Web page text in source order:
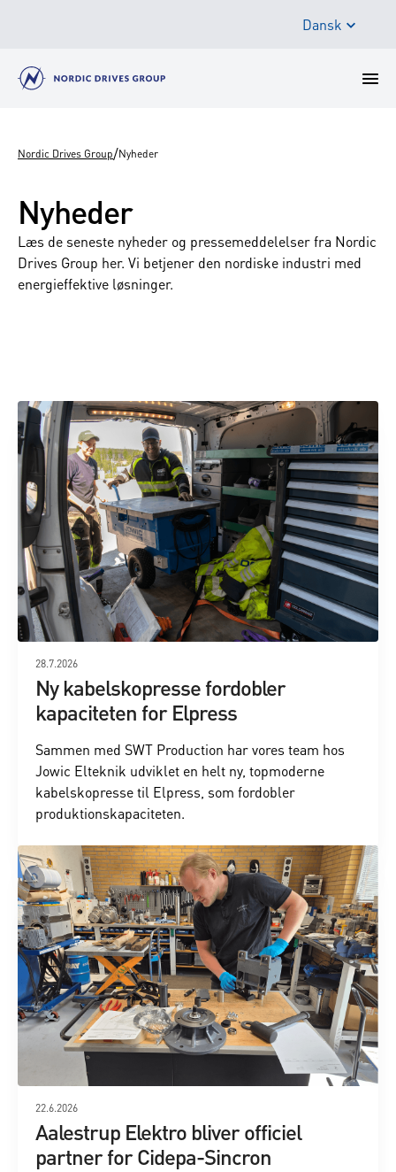
Dansk
Nordic Drives Group/Nyheder
Nyheder
Læs de seneste nyheder og pressemeddelelser fra Nordic
Drives Group her. Vi betjener den nordiske industri med
energieffektive løsninger.
28.7.2026
Ny kabelskopresse fordobler
kapaciteten for Elpress
Sammen med SWT Production har vores team hos
Jowic Elteknik udviklet en helt ny, topmoderne
kabelskopresse til Elpress, som fordobler
produktionskapaciteten.
22.6.2026
Aalestrup Elektro bliver officiel
partner for Cidepa-Sincron